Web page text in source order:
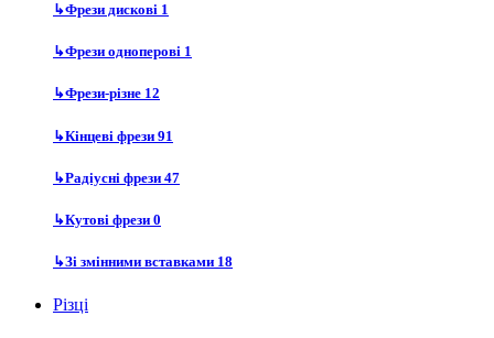
↳Фрези дискові 1
↳Фрези одноперові 1
↳Фрези-різне 12
↳Кінцеві фрези 91
↳Радіусні фрези 47
↳Кутові фрези 0
↳Зі змінними вставками 18
Різці